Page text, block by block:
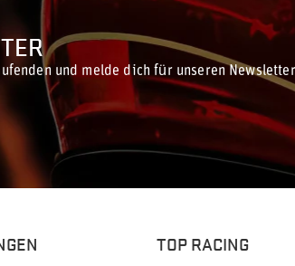
und melde dich für unseren Newsletter
TOP RACING